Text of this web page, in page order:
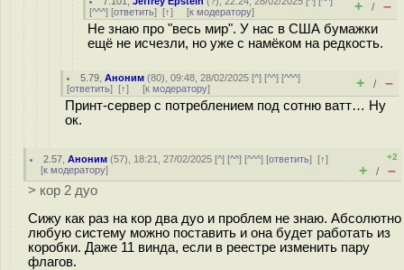
[^^^] [ответить] [↑] [к модератору] + / –
Не знаю про "весь мир". У нас в США бумажки
ещё не исчезли, но уже с намёком на редкость.
5.79 ,Аноним (80), 09:48, 28/02/2025 [^] [^^] [^^^]
[ответить] [↑] [к модератору] + / –
Принт-сервер с потреблением под сотню ватт… Ну
ок.
2.57 ,Аноним (57), 18:21, 27/02/2025 [^] [^^] [^^^] [ответить][↑]
[к модератору]
+2
+ / –
> кор 2 дуо
Сижу как раз на кор два дуо и проблем не знаю. Абсолютно
любую систему можно поставить и она будет работать из
коробки. Даже 11 винда, если в реестре изменить пару
флагов.